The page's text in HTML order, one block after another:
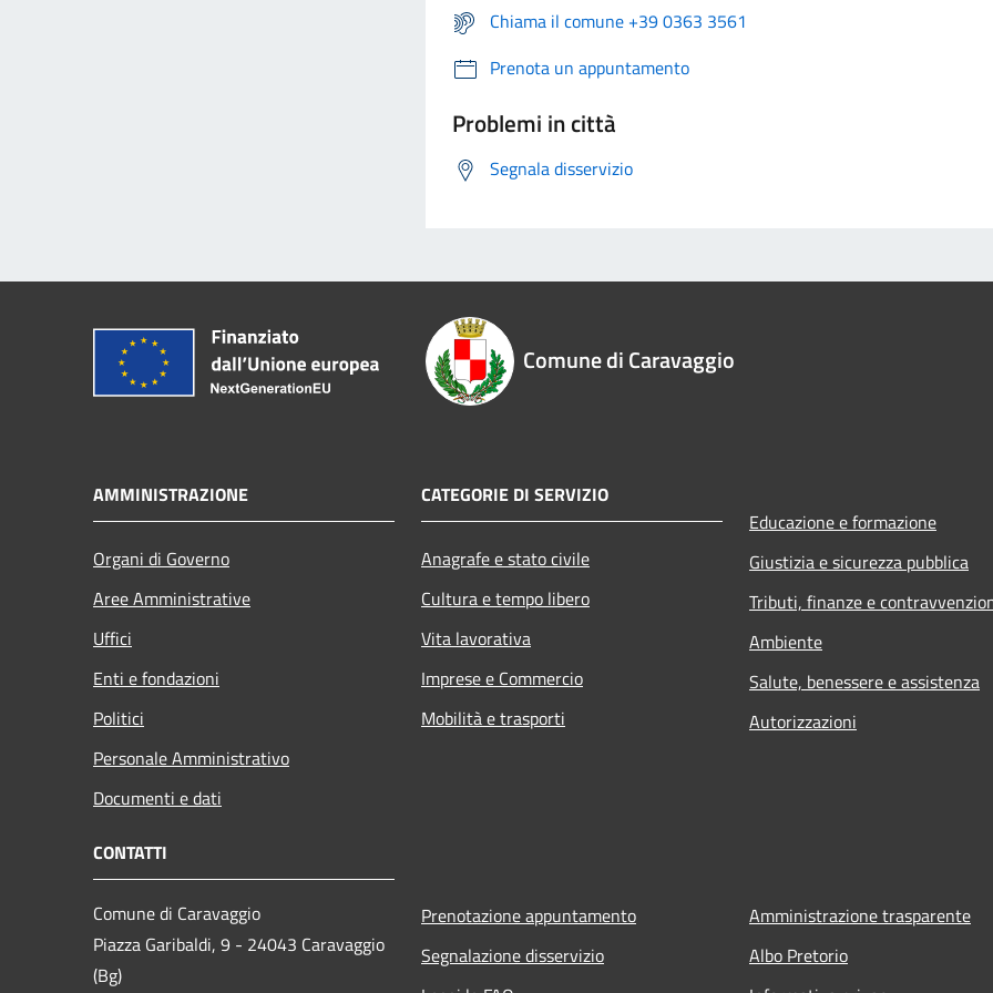
Chiama il comune +39 0363 3561
Prenota un appuntamento
Problemi in città
Segnala disservizio
Comune di Caravaggio
AMMINISTRAZIONE
Organi di Governo
Aree Amministrative
Uffici
Enti e fondazioni
Politici
Personale Amministrativo
Documenti e dati
CATEGORIE DI SERVIZIO
Anagrafe e stato civile
Cultura e tempo libero
Vita lavorativa
Imprese e Commercio
Mobilità e trasporti
Educazione e formazione
Giustizia e sicurezza pubblica
Tributi, finanze e
Ambiente
Salute, benessere e assistenza
Autorizzazioni
CONTATTI
Comune di Caravaggio
Piazza Garibaldi, 9 - 24043 Caravaggio
(Bg)
Prenotazione appuntamento
Segnalazione disservizio
Amministrazione trasparente
Albo Pretorio